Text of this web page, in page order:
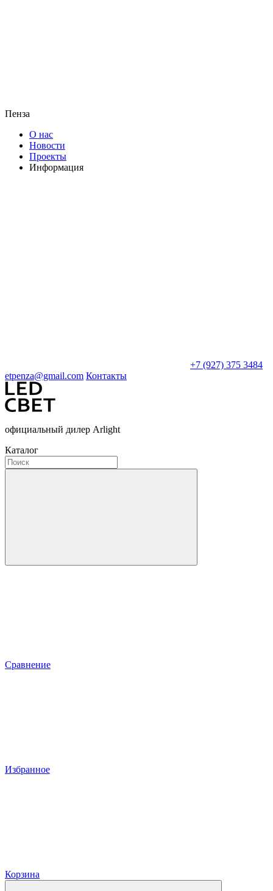
Пенза
О нас
Новости
Проекты
Информация
+7 (927) 375 3484
etpenza@gmail.com Контакты
официальный дилер Arlight
Каталог
Сравнение
Избранное
Корзина